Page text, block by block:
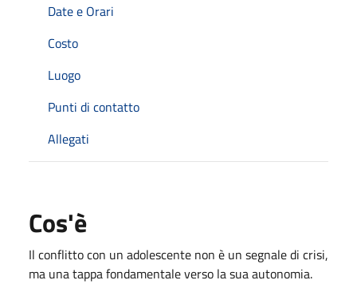
Date e Orari
Costo
Luogo
Punti di contatto
Allegati
Cos'è
Il conflitto con un adolescente non è un segnale di crisi,
ma una tappa fondamentale verso la sua autonomia.